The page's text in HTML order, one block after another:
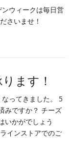
ウィークは毎日営
さいませ！
ます！
ってきました。 5
みですか？ チーズ
いかがでしょう
インストアでのご